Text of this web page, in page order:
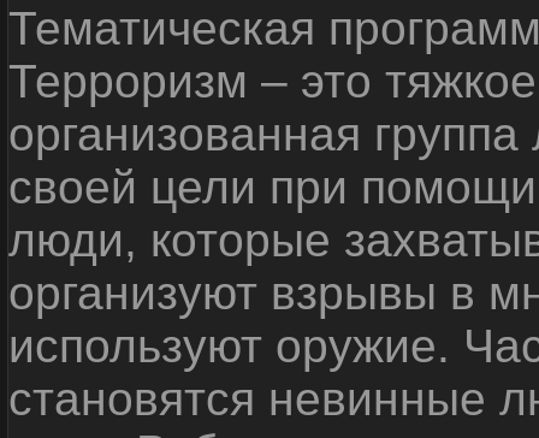
Тематическая
Терроризм – это
организованная
своей цели при
люди, которые
организуют взрывы в
используют оружие.
становятся невинные